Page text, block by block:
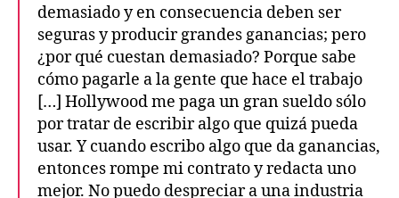
demasiado y en consecuencia deben ser
seguras y producir grandes ganancias; pero
¿por qué cuestan demasiado? Porque sabe
cómo pagarle a la gente que hace el trabajo
[…] Hollywood me paga un gran sueldo sólo
por tratar de escribir algo que quizá pueda
usar. Y cuando escribo algo que da ganancias,
entonces rompe mi contrato y redacta uno
mejor. No puedo despreciar a una industria